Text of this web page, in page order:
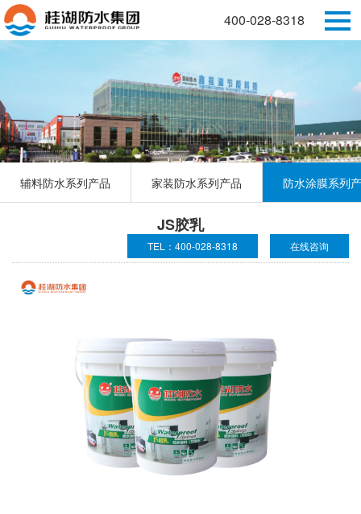
400-028-8318
辅料防水系列产品 家装防水系列产品 防水涂膜系列
JS胶乳
在线咨询
TEL：400-028-8318